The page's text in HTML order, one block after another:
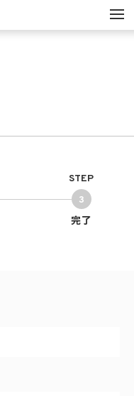
STEP
3
完了